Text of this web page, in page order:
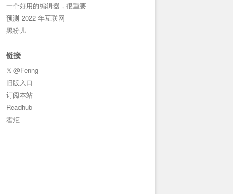
一个好用的编辑器，很重要
预测 2022 年互联网
黑粉儿
链接
𝕏 @Fenng
旧版入口
订阅本站
Readhub
霍炬